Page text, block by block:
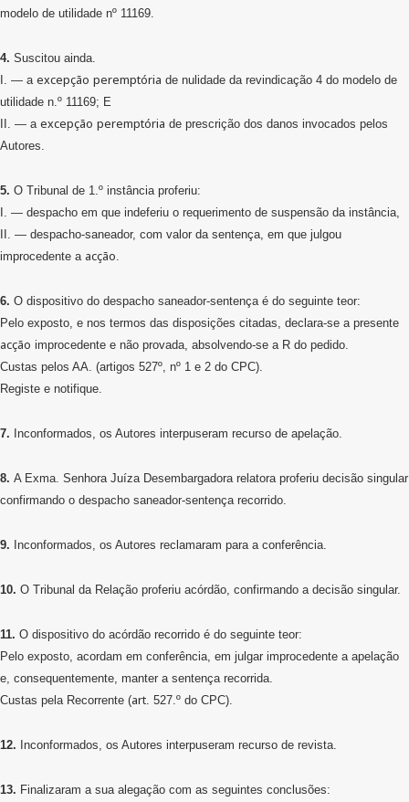
modelo de utilidade nº 11169.
4. Suscitou ainda.
I. — a excepção peremptória de nulidade da revindicação 4 do modelo de
utilidade n.º 11169; E
II. — a excepção peremptória de prescrição dos danos invocados pelos
Autores.
5. O Tribunal de 1.º instância proferiu:
I. — despacho em que indeferiu o requerimento de suspensão da instância,
II. — despacho-saneador, com valor da sentença, em que julgou
improcedente a acção.
6. O dispositivo do despacho saneador-sentença é do seguinte teor:
Pelo exposto, e nos termos das disposições citadas, declara-se a presente
acção improcedente e não provada, absolvendo-se a R do pedido.
Custas pelos AA. (artigos 527º, nº 1 e 2 do CPC).
Registe e notifique.
7. Inconformados, os Autores interpuseram recurso de apelação.
8. A Exma. Senhora Juíza Desembargadora relatora proferiu decisão singular
confirmando o despacho saneador-sentença recorrido.
9. Inconformados, os Autores reclamaram para a conferência.
10. O Tribunal da Relação proferiu acórdão, confirmando a decisão singular.
11. O dispositivo do acórdão recorrido é do seguinte teor:
Pelo exposto, acordam em conferência, em julgar improcedente a apelação
e, consequentemente, manter a sentença recorrida.
Custas pela Recorrente (art. 527.º do CPC).
12. Inconformados, os Autores interpuseram recurso de revista.
13. Finalizaram a sua alegação com as seguintes conclusões: